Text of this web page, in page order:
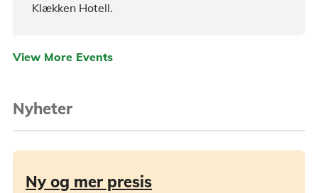
Klækken Hotell.
View More Events
Nyheter
Ny og mer presis